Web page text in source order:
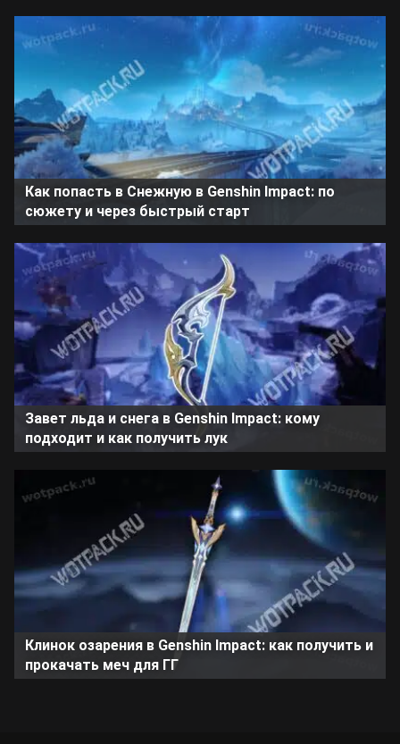
Как попасть в Снежную в Genshin Impact: по
сюжету и через быстрый старт
Завет льда и снега в Genshin Impact: кому
подходит и как получить лук
Клинок озарения в Genshin Impact: как получить и
прокачать меч для ГГ